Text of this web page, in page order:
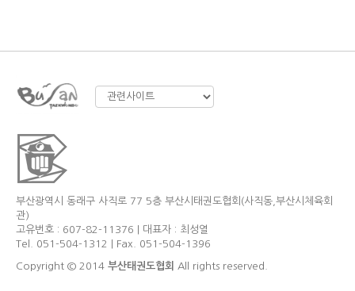
부산광역시 동래구 사직로 77 5층 부산시태권도협회(사직동,부산시체육회
관)
고유번호 : 607-82-11376 | 대표자 : 최성열
Tel. 051-504-1312 | Fax. 051-504-1396
Copyright © 2014 부산태권도협회 All rights reserved.